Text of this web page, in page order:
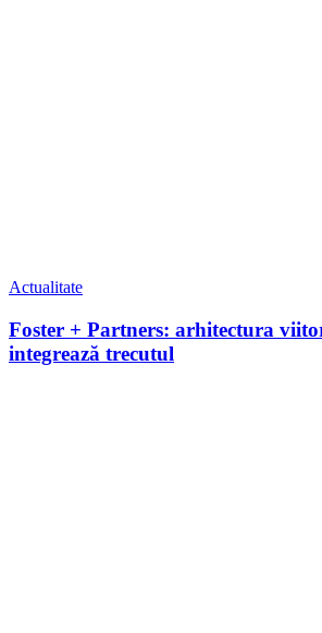
Actualitate
Foster + Partners: arhitectura
integrează trecutul